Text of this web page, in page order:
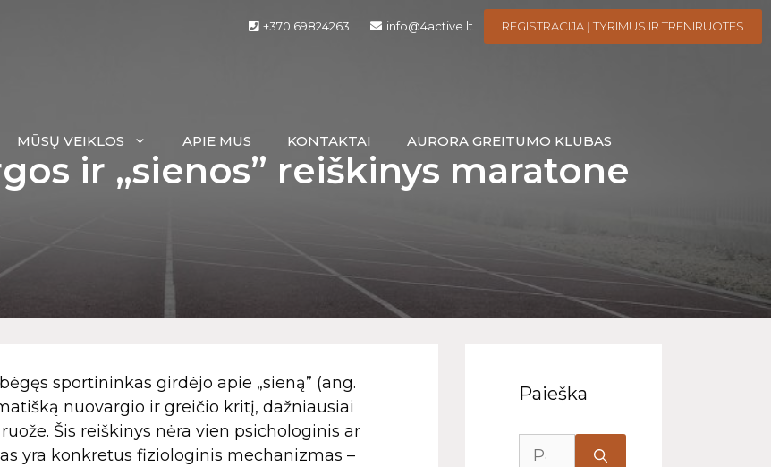
+370 69824263 info@4active.lt REGISTRACIJA Į TYRIMUS IR TRENIRUOTES
MŪSŲ VEIKLOS APIE MUS KONTAKTAI AURORA GREITUMO KLUBAS
ir „sienos” reiškinys maratone
sportininkas girdėjo apie „sieną” (ang.
nuovargio ir greičio kritį, dažniausiai
Šis reiškinys nėra vien psichologinis ar
yra konkretus fiziologinis mechanizmas –
Paieška